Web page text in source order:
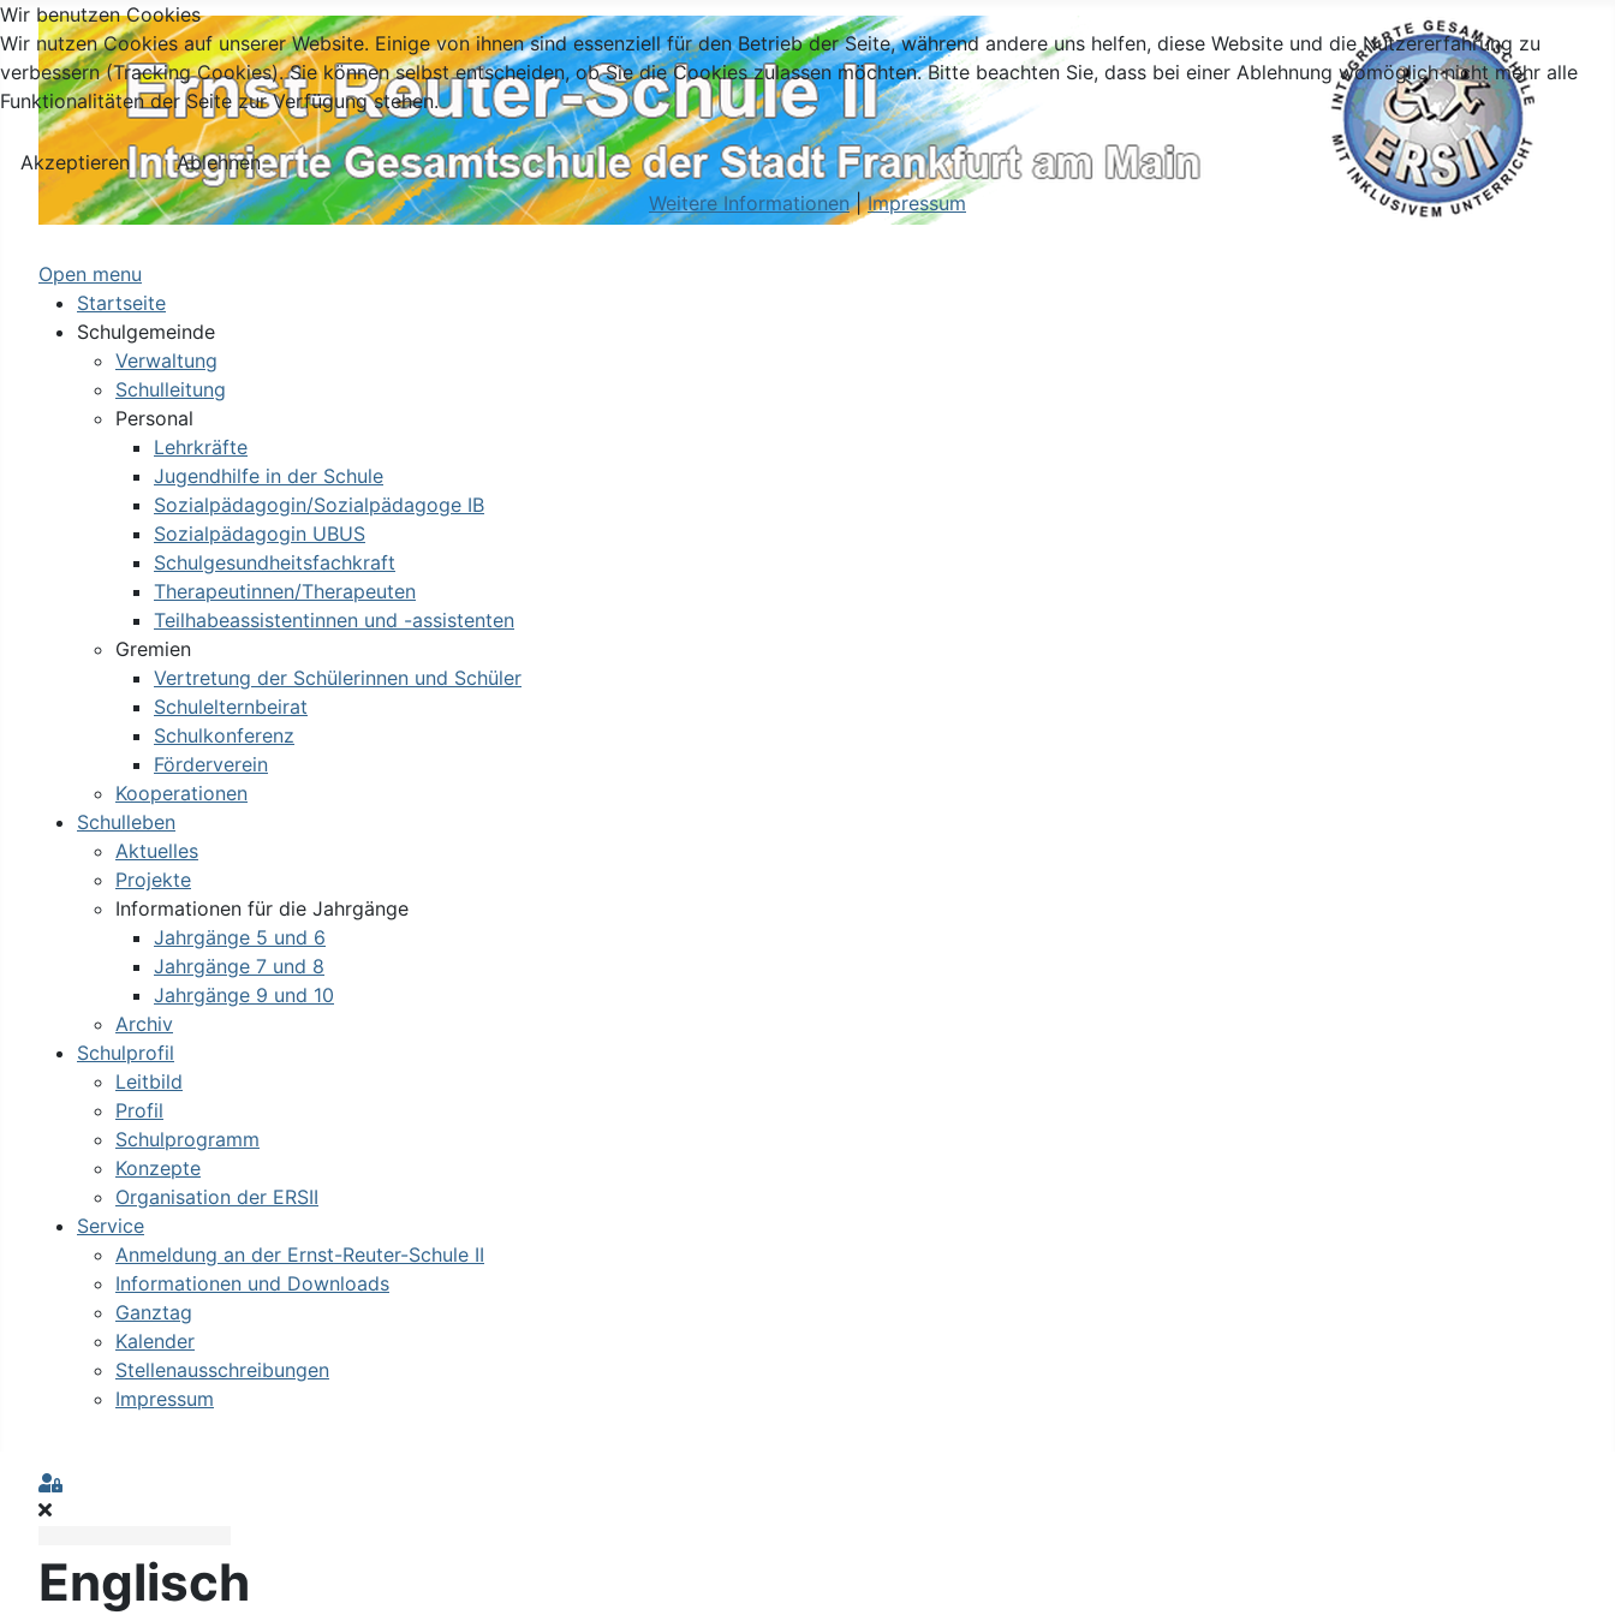
Open menu
Startseite
Schulgemeinde
Verwaltung
Schulleitung
Personal
Lehrkräfte
Jugendhilfe in der Schule
Sozialpädagogin/Sozialpädagoge IB
Sozialpädagogin UBUS
Schulgesundheitsfachkraft
Therapeutinnen/Therapeuten
Teilhabeassistentinnen und -assistenten
Gremien
Vertretung der Schülerinnen und Schüler
Schulelternbeirat
Schulkonferenz
Förderverein
Kooperationen
Schulleben
Aktuelles
Projekte
Informationen für die Jahrgänge
Jahrgänge 5 und 6
Jahrgänge 7 und 8
Jahrgänge 9 und 10
Archiv
Schulprofil
Leitbild
Profil
Schulprogramm
Konzepte
Organisation der ERSII
Service
Anmeldung an der Ernst-Reuter-Schule II
Informationen und Downloads
Ganztag
Kalender
Stellenausschreibungen
Impressum
Sign In
Englisch
Wir benutzen Cookies
Wir nutzen Cookies auf unserer Website. Einige von ihnen sind essenziell für den Betrieb der Seite, während andere uns helfen, diese Website und die Nutzererfahrung zu
verbessern (Tracking Cookies). Sie können selbst entscheiden, ob Sie die Cookies zulassen möchten. Bitte beachten Sie, dass bei einer Ablehnung womöglich nicht mehr alle
Funktionalitäten der Seite zur Verfügung stehen.
Akzeptieren
Ablehnen
Weitere Informationen|Impressum